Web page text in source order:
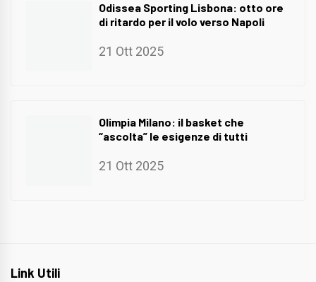
Odissea Sporting Lisbona: otto ore
di ritardo per il volo verso Napoli
21 Ott 2025
Olimpia Milano: il basket che
“ascolta” le esigenze di tutti
21 Ott 2025
Link Utili